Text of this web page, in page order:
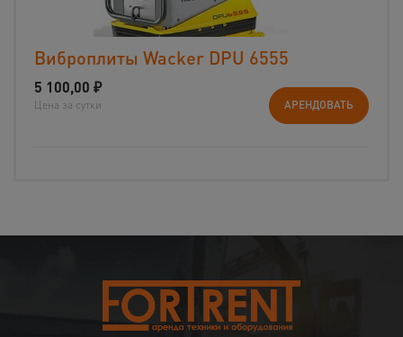
Виброплиты Wacker DPU 6555
5 100,00 ₽
Цена за сутки АРЕНДОВАТЬ